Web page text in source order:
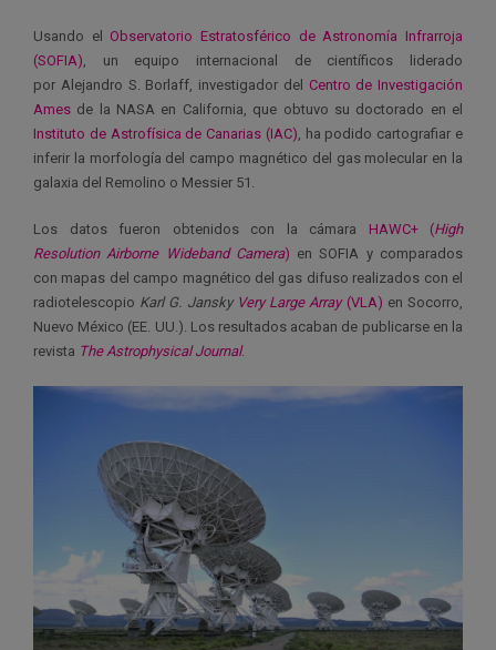
Usando el Observatorio Estratosférico de Astronomía Infrarroja
(SOFIA), un equipo internacional de científicos liderado
por Alejandro S. Borlaff, investigador del Centro de Investigación
Ames de la NASA en California, que obtuvo su doctorado en el
Instituto de Astrofísica de Canarias (IAC), ha podido cartografiar e
inferir la morfología del campo magnético del gas molecular en la
galaxia del Remolino o Messier 51.
Los datos fueron obtenidos con la cámara HAWC+ (High
Resolution Airborne Wideband Camera) en SOFIA y comparados
con mapas del campo magnético del gas difuso realizados con el
radiotelescopio Karl G. Jansky Very Large Array(VLA) en Socorro,
Nuevo México (EE. UU.). Los resultados acaban de publicarse en la
revista The Astrophysical Journal.